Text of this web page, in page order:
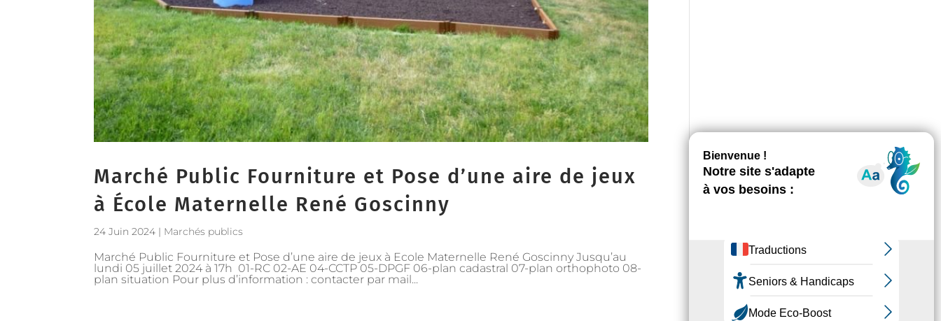
Marché Public Fourniture et Pose d’une aire de jeux
à École Maternelle René Goscinny
24 Juin 2024 | Marchés publics
Marché Public Fourniture et Pose d’une aire de jeux à Ecole Maternelle René Goscinny Jusqu’au
lundi 05 juillet 2024 à 17h 01-RC 02-AE 04-CCTP 05-DPGF 06-plan cadastral 07-plan orthophoto 08-
plan situation Pour plus d’information : contacter par mail...